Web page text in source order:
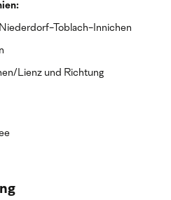
Toblach-Innichen
Lienz und Richtung